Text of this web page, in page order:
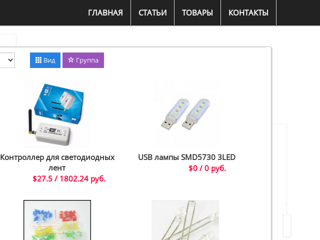
ГЛАВНАЯ СТАТЬИ ТОВАРЫ КОНТАКТЫ
Вид Группа
Контроллер для светодиодных
лент
$27.5 / 1802.24 руб.
USB лампы SMD5730 3LED
$0 / 0 руб.